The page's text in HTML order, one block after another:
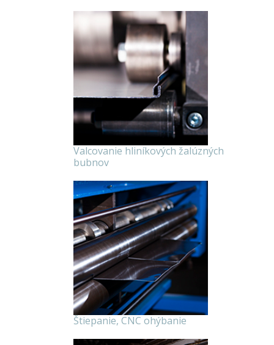
Valcovanie hliníkových žalúzných
bubnov
Štiepanie, CNC ohýbanie